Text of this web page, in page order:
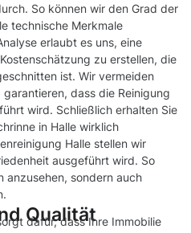
So können wir den Grad der
technische Merkmale
erlaubt es uns, eine
zu erstellen, die
ist. Wir vermeiden
dass die Reinigung
wird. Schließlich erhalten Sie
in Halle wirklich
Halle stellen wir
ausgeführt wird. So
anzusehen, sondern auch
Qualität
dafür, dass Ihre Immobilie